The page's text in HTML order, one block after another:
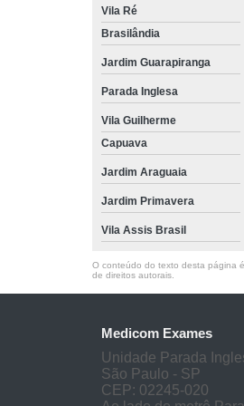
Vila Ré
Brasilândia
Jardim Guarapiranga
Parada Inglesa
Vila Guilherme
Capuava
Jardim Araguaia
Jardim Primavera
Vila Assis Brasil
O conteúdo do texto desta página
de direitos autorais
Medicom Exames
Unidade Parada
São Paulo - SP
CEP: 02245-020